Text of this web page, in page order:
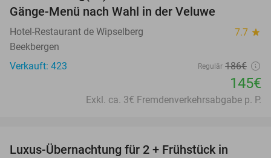
Gänge-Menü nach Wahl in der Veluwe
Hotel-Restaurant de Wipselberg 7.7 star
Beekbergen
Verkauft: 423
Regulär 186€
145€
Exkl. ca. 3€ Fremdenverkehrsabgabe p. P.
Luxus-Übernachtung für 2 + Frühstück in